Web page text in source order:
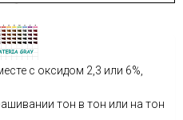
с оксидом 2,3 или 6%,
тон в тон или на тон